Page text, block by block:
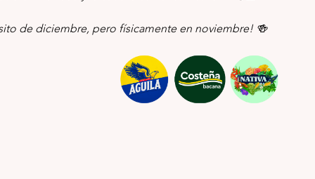
de diciembre, pero físicamente en noviembre! 🍻